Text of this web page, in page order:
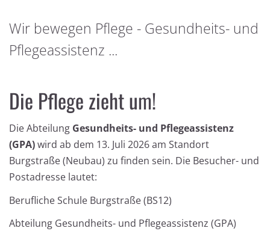
Gesundheits- und Pflegeassistenz
Wir bewegen Pflege - Gesundheits- und
Pflegeassistenz ...
Die Pflege zieht um!
Die Abteilung Gesundheits- und Pflegeassistenz
(GPA)wird ab dem 13. Juli 2026 am Standort
Burgstraße (Neubau) zu finden sein. Die Besucher- und
Postadresse lautet:
Berufliche Schule Burgstraße (BS12)
Abteilung Gesundheits- und Pflegeassistenz (GPA)